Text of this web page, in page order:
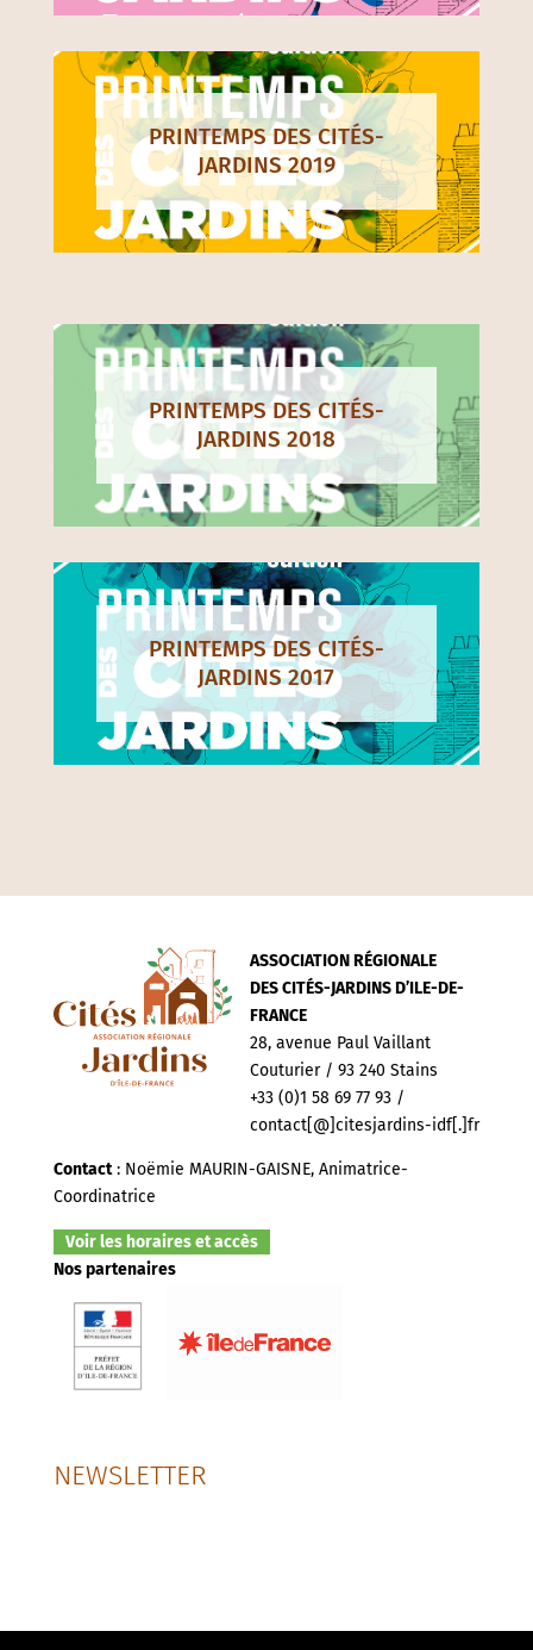
PRINTEMPS DES CITÉS-
JARDINS 2019
PRINTEMPS DES CITÉS-
JARDINS 2018
PRINTEMPS DES CITÉS-
JARDINS 2017
ASSOCIATION RÉGIONALE
DES CITÉS-JARDINS D’ILE-DE-
FRANCE
28, avenue Paul Vaillant
Couturier / 93 240 Stains
+33 (0)1 58 69 77 93 /
contact[@]citesjardins-idf[.]fr
Contact: Noëmie MAURIN-GAISNE, Animatrice-
Coordinatrice
Voir les horaires et accès
Nos partenaires
NEWSLETTER